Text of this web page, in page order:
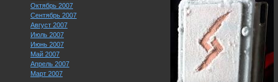
Октябрь 2007
Сентябрь 2007
Август 2007
Июль 2007
Июнь 2007
Май 2007
Апрель 2007
Март 2007